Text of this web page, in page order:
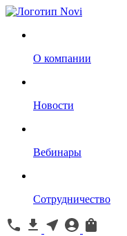
О компании
Новости
Вебинары
Сотрудничество